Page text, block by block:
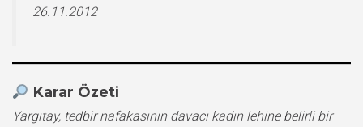
26.11.2012
Karar Özeti
Yargıtay, tedbir nafakasının davacı kadın lehine belirli bir